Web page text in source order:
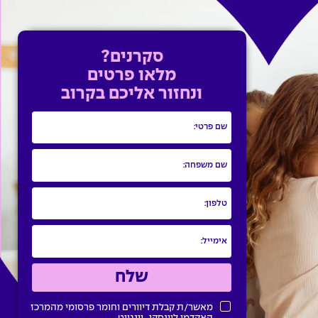
סקרנים?
מלאו פרטים
ונחזור אליכם בקרוב
מאשר/ת קבלת דיוורים וחומר פרסומי מהמרכז